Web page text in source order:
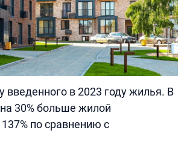
в 2023 году жилья. В
30% больше жилой
по сравнению с